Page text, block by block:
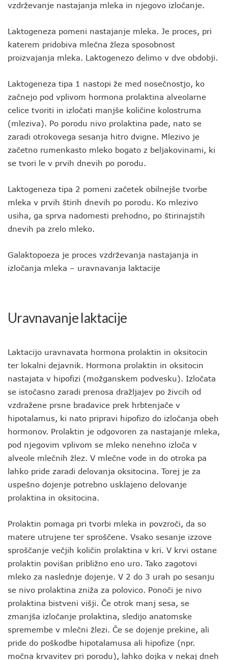
vzdrževanje nastajanja mleka in njegovo izločanje.
Laktogeneza pomeni nastajanje mleka. Je proces, pri
katerem pridobiva mlečna žleza sposobnost
proizvajanja mleka. Laktogenezo delimo v dve obdobji.
Laktogeneza tipa 1 nastopi že med nosečnostjo, ko
začnejo pod vplivom hormona prolaktina alveolarne
celice tvoriti in izločati manjše količine kolostruma
(mleziva). Po porodu nivo prolaktina pade, nato se
zaradi otrokovega sesanja hitro dvigne. Mlezivo je
začetno rumenkasto mleko bogato z beljakovinami, ki
se tvori le v prvih dnevih po porodu.
Laktogeneza tipa 2 pomeni začetek obilnejše tvorbe
mleka v prvih štirih dnevih po porodu. Ko mlezivo
usiha, ga sprva nadomesti prehodno, po štirinajstih
dnevih pa zrelo mleko.
Galaktopoeza je proces vzdrževanja nastajanja in
izločanja mleka – uravnavanja laktacije
Uravnavanje laktacije
Laktacijo uravnavata hormona prolaktin in oksitocin
ter lokalni dejavnik. Hormona prolaktin in oksitocin
nastajata v hipofizi (možganskem podvesku). Izločata
se istočasno zaradi prenosa dražljajev po živcih od
vzdražene prsne bradavice prek hrbtenjače v
hipotalamus, ki nato pripravi hipofizo do izločanja obeh
hormonov. Prolaktin je odgovoren za nastajanje mleka,
pod njegovim vplivom se mleko nenehno izloča v
alveole mlečnih žlez. V mlečne vode in do otroka pa
lahko pride zaradi delovanja oksitocina. Torej je za
uspešno dojenje potrebno usklajeno delovanje
prolaktina in oksitocina.
Prolaktin pomaga pri tvorbi mleka in povzroči, da so
matere utrujene ter sproščene. Vsako sesanje izzove
sproščanje večjih količin prolaktina v kri. V krvi ostane
prolaktin povišan približno eno uro. Tako zagotovi
mleko za naslednje dojenje. V 2 do 3 urah po sesanju
se nivo prolaktina zniža za polovico. Ponoči je nivo
prolaktina bistveni višji. Če otrok manj sesa, se
zmanjša izločanje prolaktina, sledijo anatomske
spremembe v mlečni žlezi. Če se dojenje prekine, ali
pride do poškodbe hipotalamusa ali hipofize (npr.
močna krvavitev pri porodu), lahko dojka v nekaj dneh